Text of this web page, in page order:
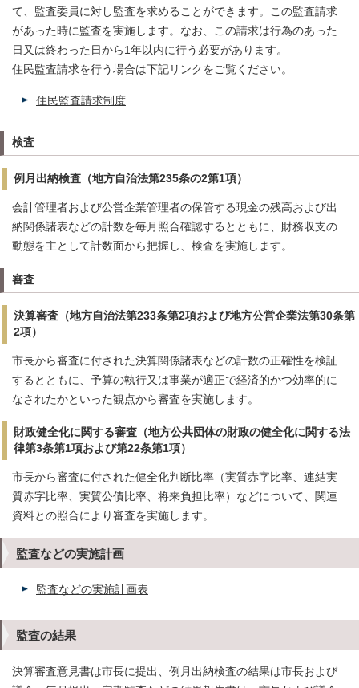
て、監査委員に対し監査を求めることができます。この監査請求
があった時に監査を実施します。なお、この請求は行為のあった
日又は終わった日から1年以内に行う必要があります。
住民監査請求を行う場合は下記リンクをご覧ください。
住民監査請求制度
検査
例月出納検査（地方自治法第235条の2第1項）
会計管理者および公営企業管理者の保管する現金の残高および出
納関係諸表などの計数を毎月照合確認するとともに、財務収支の
動態を主として計数面から把握し、検査を実施します。
審査
決算審査（地方自治法第233条第2項および地方公営企業法第30条第
2項）
市長から審査に付された決算関係諸表などの計数の正確性を検証
するとともに、予算の執行又は事業が適正で経済的かつ効率的に
なされたかといった観点から審査を実施します。
財政健全化に関する審査（地方公共団体の財政の健全化に関する法
律第3条第1項および第22条第1項）
市長から審査に付された健全化判断比率（実質赤字比率、連結実
質赤字比率、実質公債比率、将来負担比率）などについて、関連
資料との照合により審査を実施します。
監査などの実施計画
監査などの実施計画表
監査の結果
決算審査意見書は市長に提出、例月出納検査の結果は市長および